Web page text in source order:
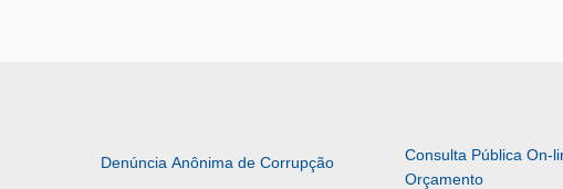
Denúncia Anônima de Corrupção
Consulta Pública On-
Orçamento